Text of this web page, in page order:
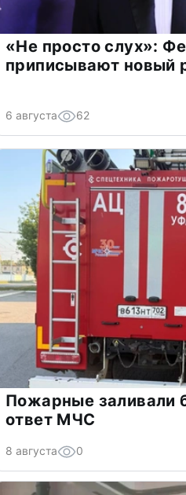
«Не просто слух»:
приписывают новый
6 августа 62
Пожарные заливали
ответ МЧС
8 августа 0